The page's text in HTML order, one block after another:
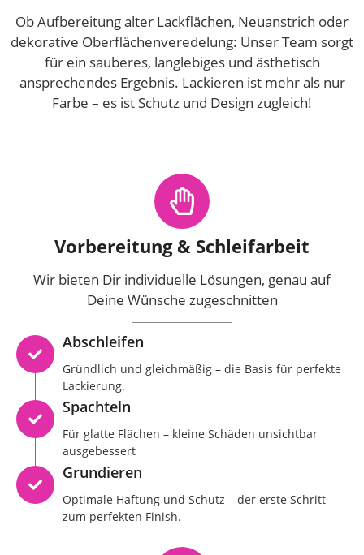
Ob Aufbereitung alter Lackflächen, Neuanstrich oder
dekorative Oberflächenveredelung: Unser Team sorgt
für ein sauberes, langlebiges und ästhetisch
ansprechendes Ergebnis. Lackieren ist mehr als nur
Farbe – es ist Schutz und Design zugleich!
Vorbereitung & Schleifarbeit
Wir bieten Dir individuelle Lösungen, genau auf
Deine Wünsche zugeschnitten
Abschleifen
Gründlich und gleichmäßig – die Basis für perfekte
Lackierung.
Spachteln
Für glatte Flächen – kleine Schäden unsichtbar
ausgebessert
Grundieren
Optimale Haftung und Schutz – der erste Schritt
zum perfekten Finish.